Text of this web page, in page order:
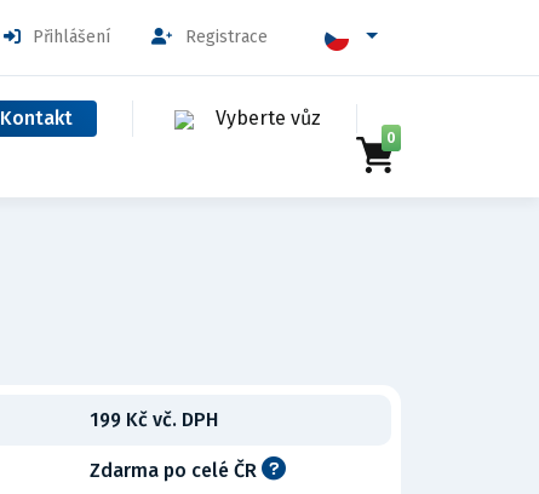
Přihlášení Registrace
Kontakt Vyberte vůz
0
199 Kč vč. DPH
Zdarma po celé ČR